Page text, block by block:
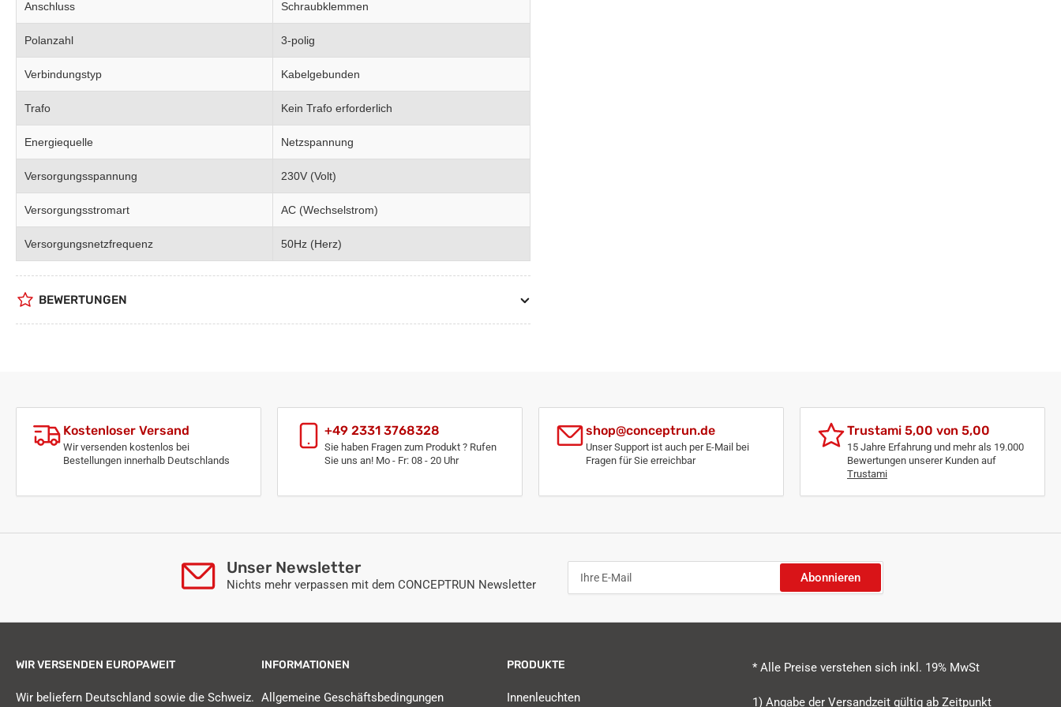
Anschluss Schraubklemmen
Polanzahl 3-polig
Verbindungstyp Kabelgebunden
Trafo Kein Trafo erforderlich
Energiequelle Netzspannung
Versorgungsspannung 230V (Volt)
Versorgungsstromart AC (Wechselstrom)
Versorgungsnetzfrequenz 50Hz (Herz)
BEWERTUNGEN
Kostenloser Versand
Wir versenden kostenlos bei
Bestellungen innerhalb Deutschlands
+49 2331 3768328
Sie haben Fragen zum Produkt ? Rufen
Sie uns an! Mo - Fr: 08 - 20 Uhr
shop@conceptrun.de
Unser Support ist auch per E-Mail bei
Fragen für Sie erreichbar
Trustami 5,00 von 5,00
15 Jahre Erfahrung und mehr als 19.000
Bewertungen unserer Kunden auf
Trustami
Unser Newsletter
Nichts mehr verpassen mit dem CONCEPTRUN Newsletter
Mail
Abonnieren
WIR VERSENDEN EUROPAWEIT
Wir beliefern Deutschland sowie die Schweiz.
INFORMATIONEN
Allgemeine Geschäftsbedingungen
PRODUKTE
Innenleuchten
* Alle Preise verstehen sich inkl. 19% MwSt
1) Angabe der Versandzeit gültig ab Zeitpunkt